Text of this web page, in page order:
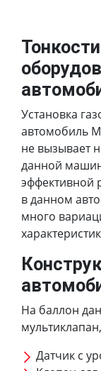
Установка
автомобиль
не вызывает
данной
эффективной
в данном
много
На баллон
Датчик с